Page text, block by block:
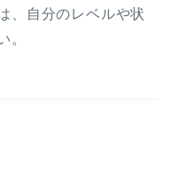
、自分のレベルや状
。